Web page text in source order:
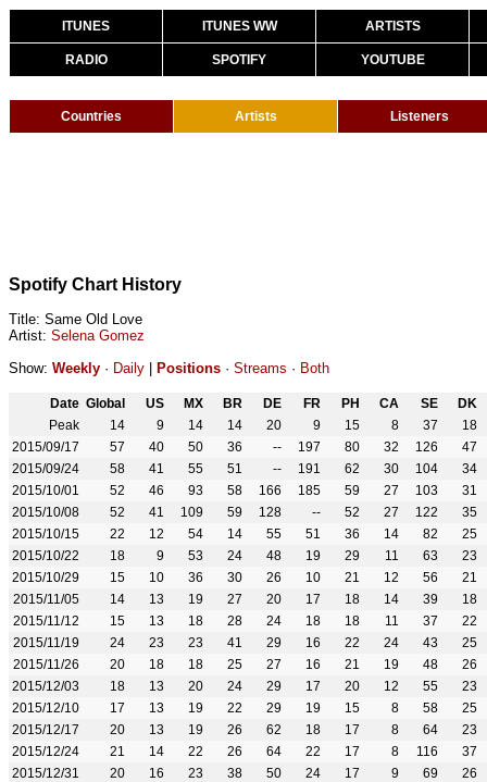
ITUNES ITUNES WW ARTISTS
RADIO SPOTIFY YOUTUBE
Countries Artists Listeners
Spotify Chart History
Title: Same Old Love
Artist: Selena Gomez
Show: Weekly · Daily Positions · Streams · Both
Date Global US MX BR DE FR PH CA SE
DK
Peak
14 9 14 14 20 9 15 8 37
18
2015/09/17
57 40 50 36 -- 197 80 32 126
47
2015/09/24
58 41 55 51 -- 191 62 30 104
34
2015/10/01
52 46 93 58 166 185 59 27 103
31
2015/10/08
52 41 109 59 128 -- 52 27 122
35
2015/10/15
22 12 54 14 55 51 36 14 82
25
2015/10/22
18 9 53 24 48 19 29 11 63
23
2015/10/29
15 10 36 30 26 10 21 12 56
21
2015/11/05
14 13 19 27 20 17 18 14 39
18
2015/11/12
15 13 18 28 24 18 18 11 37
22
2015/11/19
24 23 23 41 29 16 22 24 43
25
2015/11/26
20 18 18 25 27 16 21 19 48
26
2015/12/03
18 13 20 24 29 17 20 12 55
23
2015/12/10
17 13 19 22 29 19 15 8 58
25
2015/12/17
20 13 19 26 62 18 17 8 64
23
2015/12/24
21 14 22 26 64 22 17 8 116
37
2015/12/31
20 16 23 38 50 24 17 9 69
26